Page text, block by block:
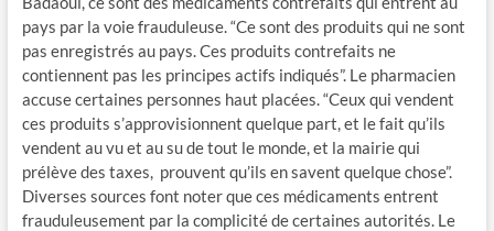
pays par la voie frauduleuse. “Ce sont des produits qui ne sont
pas enregistrés au pays. Ces produits contrefaits ne
contiennent pas les principes actifs indiqués”. Le pharmacien
accuse certaines personnes haut placées. “Ceux qui vendent
ces produits s’approvisionnent quelque part, et le fait qu’ils
vendent au vu et au su de tout le monde, et la mairie qui
prélève des taxes, prouvent qu’ils en savent quelque chose”.
Diverses sources font noter que ces médicaments entrent
frauduleusement par la complicité de certaines autorités. Le